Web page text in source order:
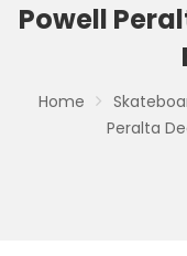
Powell
Home
Peralta